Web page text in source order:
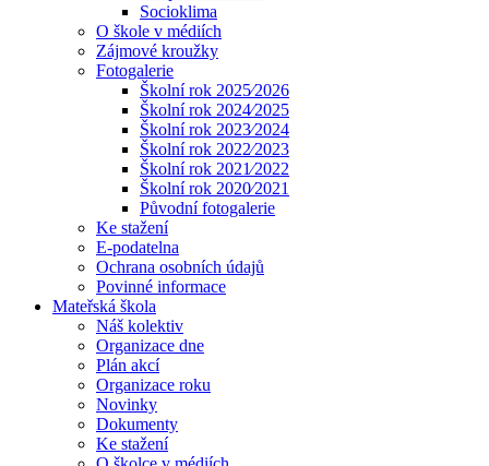
Socioklima
O škole v médiích
Zájmové kroužky
Fotogalerie
Školní rok 2025⁄2026
Školní rok 2024⁄2025
Školní rok 2023⁄2024
Školní rok 2022⁄2023
Školní rok 2021⁄2022
Školní rok 2020⁄2021
Původní fotogalerie
Ke stažení
E-podatelna
Ochrana osobních údajů
Povinné informace
Mateřská škola
Náš kolektiv
Organizace dne
Plán akcí
Organizace roku
Novinky
Dokumenty
Ke stažení